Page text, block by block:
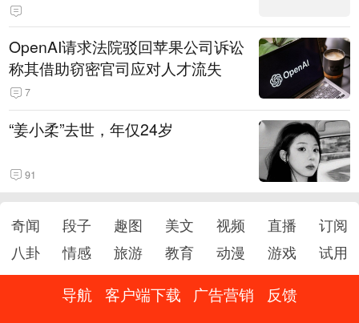
OpenAI请求法院驳回苹果公司诉讼
称其借助窃密官司应对人才流失
7
“姜小柔”去世，年仅24岁
91
奇闻 段子 趣图 美文 视频 直播
订阅
八卦
情感 旅游 教育 动漫 游戏 试用
导航 客户端下载 广告营销 反馈